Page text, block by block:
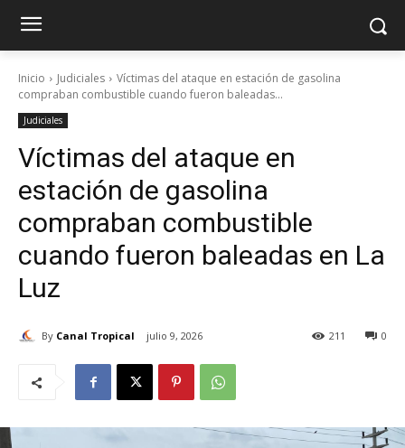
Inicio Judiciales
Víctimas del ataque en estación de gasolina
compraban combustible cuando fueron baleadas...
Judiciales
Víctimas del ataque en
estación de gasolina
compraban combustible
cuando fueron baleadas en La
Luz
By Canal Tropical julio 9, 2026 0
211